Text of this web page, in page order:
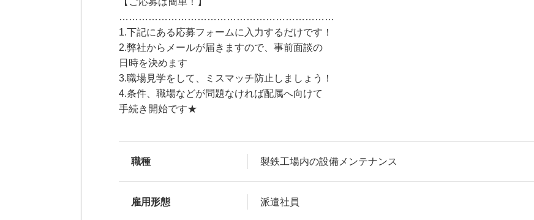
…………………………………………………………
1.下記にある応募フォームに入力するだけです！
2.弊社からメールが届きますので、事前面談の
日時を決めます
3.職場見学をして、ミスマッチ防止しましょう！
4.条件、職場などが問題なければ配属へ向けて
手続き開始です★
職種 製鉄工場内の設備メンテナンス
雇用形態 派遣社員